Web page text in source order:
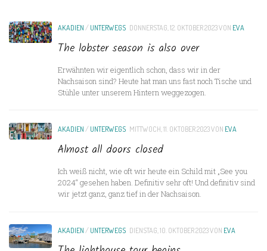
AKADIEN/UNTERWEGS DONNERSTAG, 12. OKTOBER 2023VON EVA
The lobster season is also over
Erwähnten wir eigentlich schon, dass wir in der
Nachsaison sind? Heute hat man uns fast noch Tische und
Stühle unter unserem Hintern weggezogen.
AKADIEN /UNTERWEGS MITTWOCH, 11. OKTOBER 2023VON EVA
Almost all doors closed
Ich weiß nicht, wie oft wir heute ein Schild mit „See you
2024“ gesehen haben. Definitiv sehr oft! Und definitiv sind
wir jetzt ganz, ganz tief in der Nachsaison.
AKADIEN /UNTERWEGS DIENSTAG, 10. OKTOBER 2023VON EVA